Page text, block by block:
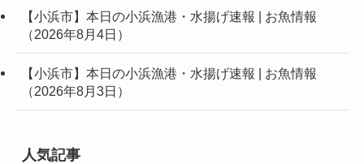
【小浜市】本日の小浜漁港・水揚げ速報 | お魚情報
（2026年8月4日）
【小浜市】本日の小浜漁港・水揚げ速報 | お魚情報
（2026年8月3日）
人気記事